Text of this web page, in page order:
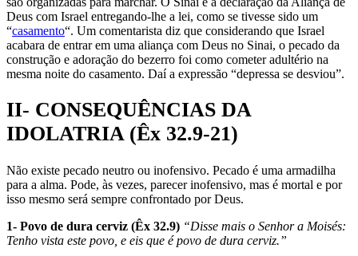
Deus com Israel entre­gando-lhe a lei, como se tivesse sido um
“casamento“. Um comentarista diz que considerando que Israel
acabara de entrar em uma aliança com Deus no Sinai, o pecado da
construção e adoração do bezerro foi como cometer adultério na
mesma noite do casamento. Daí a expressão “depressa se desviou”.
II- CONSEQUÊNCIAS DA
IDOLATRIA (Êx 32.9-21)
Não existe pecado neutro ou inofensivo. Pecado é uma armadilha
para a alma. Pode, às vezes, parecer inofensivo, mas é mortal e por
isso mesmo será sempre confrontado por Deus.
1- Povo de dura cerviz (Êx 32.9) “Disse mais o Senhor a Moisés:
Tenho vista este povo, e eis que é povo de dura cerviz.”